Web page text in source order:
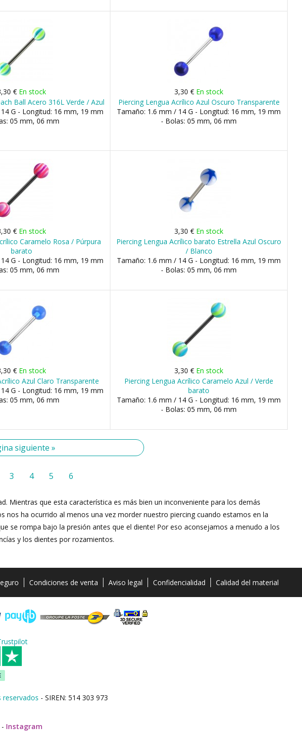
€ En stock
Ball Acero 316L Verde / Azul
G - Longitud: 16 mm, 19 mm
05 mm, 06 mm
3,30 € En stock
Piercing Lengua Acrílico Azul Oscuro Transparente
Tamaño: 1.6 mm / 14 G - Longitud: 16 mm, 19 mm
- Bolas: 05 mm, 06 mm
€ En stock
Caramelo Rosa / Púrpura
barato
G - Longitud: 16 mm, 19 mm
05 mm, 06 mm
3,30 € En stock
Piercing Lengua Acrílico barato Estrella Azul Oscuro
/ Blanco
Tamaño: 1.6 mm / 14 G - Longitud: 16 mm, 19 mm
- Bolas: 05 mm, 06 mm
€ En stock
Azul Claro Transparente
G - Longitud: 16 mm, 19 mm
05 mm, 06 mm
3,30 € En stock
Piercing Lengua Acrílico Caramelo Azul / Verde
barato
Tamaño: 1.6 mm / 14 G - Longitud: 16 mm, 19 mm
- Bolas: 05 mm, 06 mm
siguiente »
3 4 5 6
Mientras que esta característica es más bien un inconveniente para los demás
nos ha ocurrido al menos una vez morder nuestro piercing cuando estamos en la
se rompa bajo la presión antes que el diente! Por eso aconsejamos a menudo a los
y los dientes por rozamientos.
Condiciones de venta Aviso legal Confidencialidad Calidad del material
reservados - SIREN: 514 303 973
- Instagram